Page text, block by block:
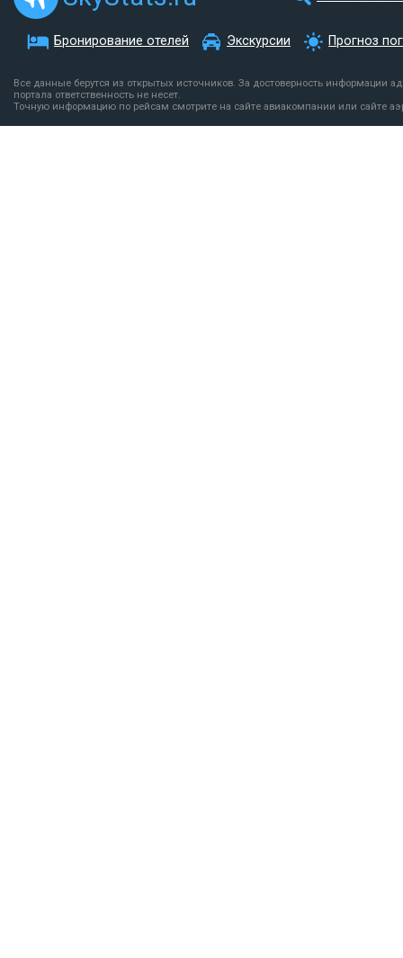
Бронирование отелей Экскурсии Прогноз
Все данные берутся из открытых источников. За достоверность информации
портала ответственность не несет.
Точную информацию по рейсам смотрите на сайте авиакомпании или сайте